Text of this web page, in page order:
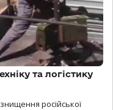
та логістику
російської